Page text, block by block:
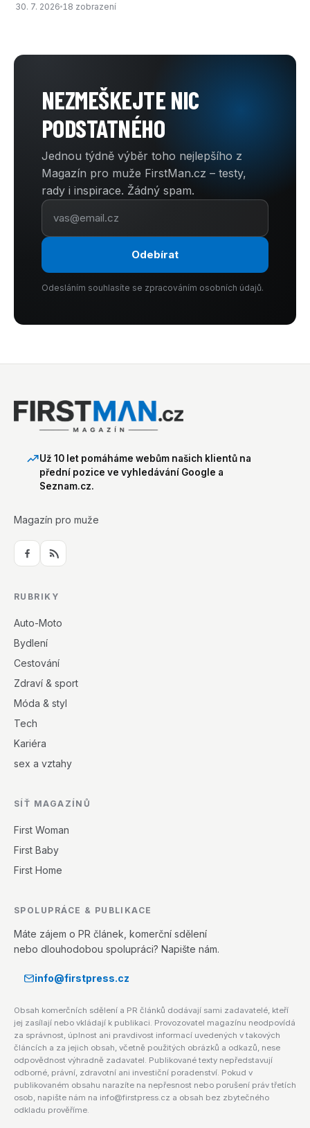
30. 7. 2026 18 zobrazení
NEZMEŠKEJTE NIC
PODSTATNÉHO
Jednou týdně výběr toho nejlepšího z
Magazín pro muže FirstMan.cz – testy,
rady i inspirace. Žádný spam.
Odebírat
Odesláním souhlasíte se zpracováním osobních údajů.
Už 10 let pomáháme webům našich klientů na
přední pozice ve vyhledávání Google a
Seznam.cz.
Magazín pro muže
RUBRIKY
Auto-Moto
Bydlení
Cestování
Zdraví & sport
Móda & styl
Tech
Kariéra
sex a vztahy
SÍŤ MAGAZÍNŮ
First Woman
First Baby
First Home
SPOLUPRÁCE & PUBLIKACE
Máte zájem o PR článek, komerční sdělení
nebo dlouhodobou spolupráci? Napište nám.
info@firstpress.cz
Obsah komerčních sdělení a PR článků dodávají sami zadavatelé, kteří
jej zasílají nebo vkládají k publikaci. Provozovatel magazínu neodpovídá
za správnost, úplnost ani pravdivost informací uvedených v takových
článcích a za jejich obsah, včetně použitých obrázků a odkazů, nese
odpovědnost výhradně zadavatel. Publikované texty nepředstavují
odborné, právní, zdravotní ani investiční poradenství. Pokud v
publikovaném obsahu narazíte na nepřesnost nebo porušení práv třetích
osob, napište nám na info@firstpress.cz a obsah bez zbytečného
odkladu prověříme.